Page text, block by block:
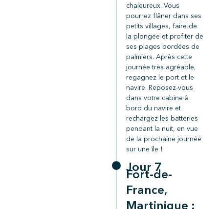
chaleureux. Vous
pourrez flâner dans ses
petits villages, faire de
la plongée et profiter de
ses plages bordées de
palmiers. Après cette
journée très agréable,
regagnez le port et le
navire. Reposez-vous
dans votre cabine à
bord du navire et
rechargez les batteries
pendant la nuit, en vue
de la prochaine journée
sur une île !
Jour 7
Fort-de-
France,
Martinique :